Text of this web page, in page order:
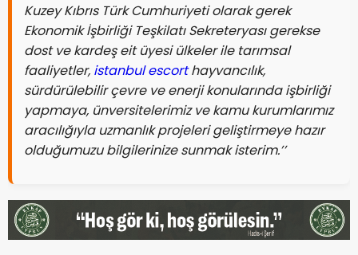
Kuzey Kıbrıs Türk Cumhuriyeti olarak gerek
Ekonomik İşbirliği Teşkilatı Sekreteryası gerekse
dost ve kardeş eit üyesi ülkeler ile tarımsal
faaliyetler, istanbul escorthayvancılık,
sürdürülebilir çevre ve enerji konularında işbirliği
yapmaya, ünversitelerimiz ve kamu kurumlarımız
aracılığıyla uzmanlık projeleri geliştirmeye hazır
olduğumuzu bilgilerinize sunmak isterim.’’